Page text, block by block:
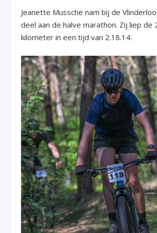
Jeanette Mussche nam bij de
deel aan de halve marathon. Zij liep de
kilometer in een tijd van 2.18.14.